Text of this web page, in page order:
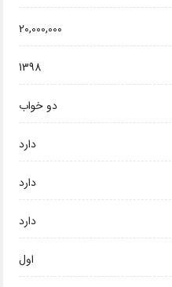
20,000,000
1398
دو خواب
دارد
دارد
دارد
اول